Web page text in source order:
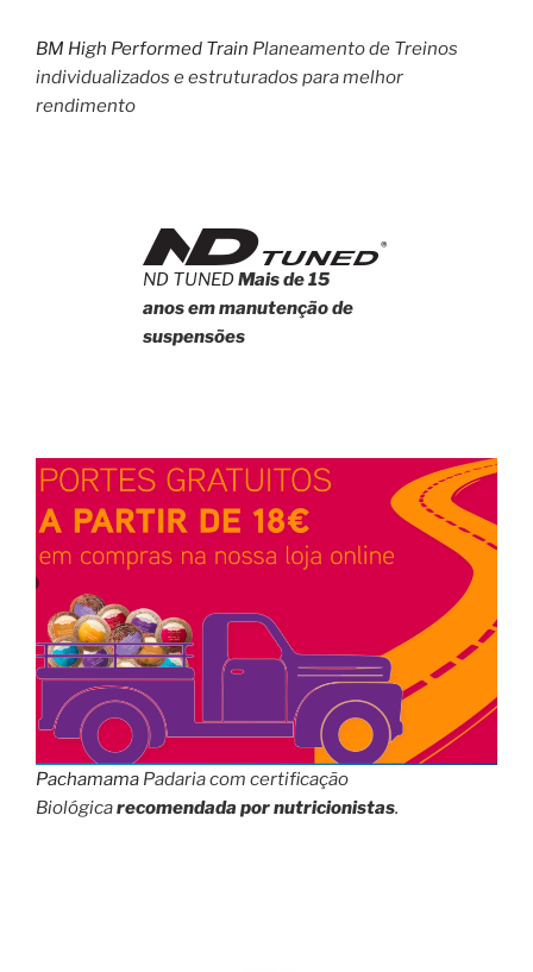
BM High Performed Train Planeamento de Treinos
individualizados e estruturados para melhor
rendimento
ND TUNEDMais de 15
anos em manutenção de
suspensões
Pachamama Padaria com certificação
Biológicarecomendada por nutricionistas.